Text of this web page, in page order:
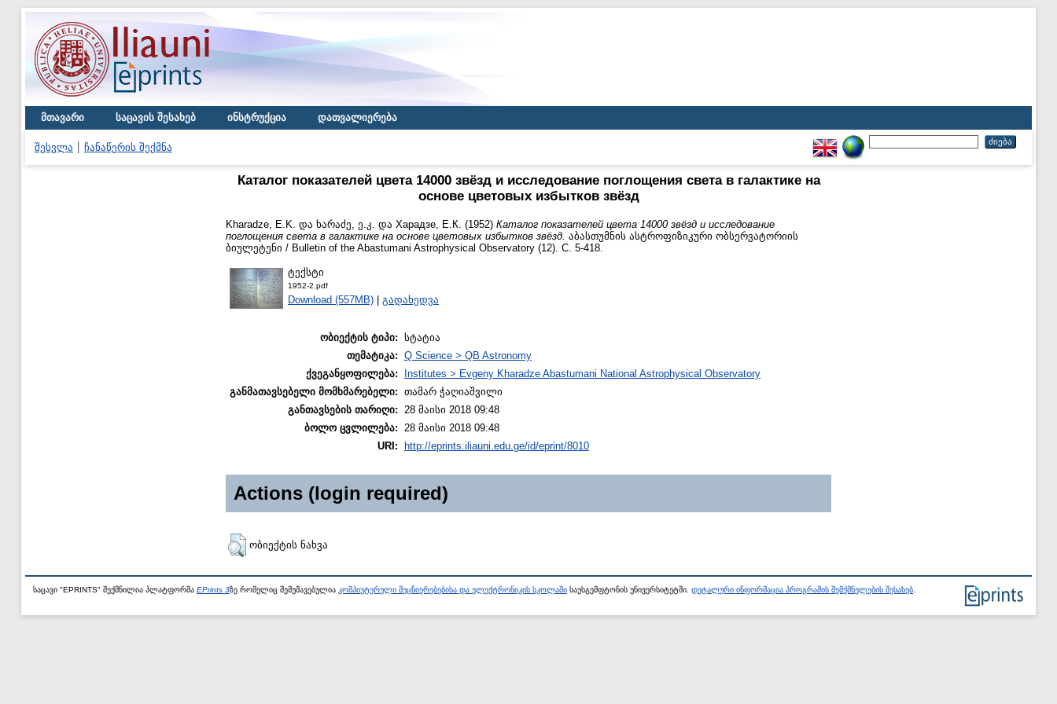
მთავარი საცავის შესახებ ინსტრუქცია დათვალიერება
შესვლა ჩანაწერის შექმნა
Каталог показателей цвета 14000 звёзд и исследование поглощения света в галактике на
основе цветовых избытков звёзд
Kharadze, E.K. და ხარაძე, ე.კ. და Харадзе, Е.К. (1952) Каталог показателей цвета 14000 звёзд и исследование
поглощения света в галактике на основе цветовых избытков звёзд. აბასთუმნის ასტროფიზიკური ობსერვატორიის
ბიულეტენი / Bulletin of the Abastumani Astrophysical Observatory (12). С. 5-418.
ტექსტი
1952-2.pdf
Download (557MB) | გადახედვა
ობიექტის ტიპი: სტატია
თემატიკა: Q Science > QB Astronomy
ქვეგანყოფილება:
Institutes > Evgeny Kharadze Abastumani National Astrophysical Observatory
განმათავსებელი მომხმარებელი: თამარ ჭაღიაშვილი
განთავსების თარიღი: 28 მაისი 2018 09:48
ბოლო ცვლილება: 28 მაისი 2018 09:48
URI:
http://eprints.iliauni.edu.ge/id/eprint/8010
Actions (login required)
ობიექტის ნახვა
საცავი "EPRINTS" შექმნილია პლატფორმა EPrints 3ზე რომელიც შემუშავებულია კომპიუტერული მეცნიერებებისა და ელექტრონიკის სკოლაში საუსგემფტონის უნივერსიტეტში. დეტალური ინფორმაცია პროგრამის შემქმნელების შესახებ.